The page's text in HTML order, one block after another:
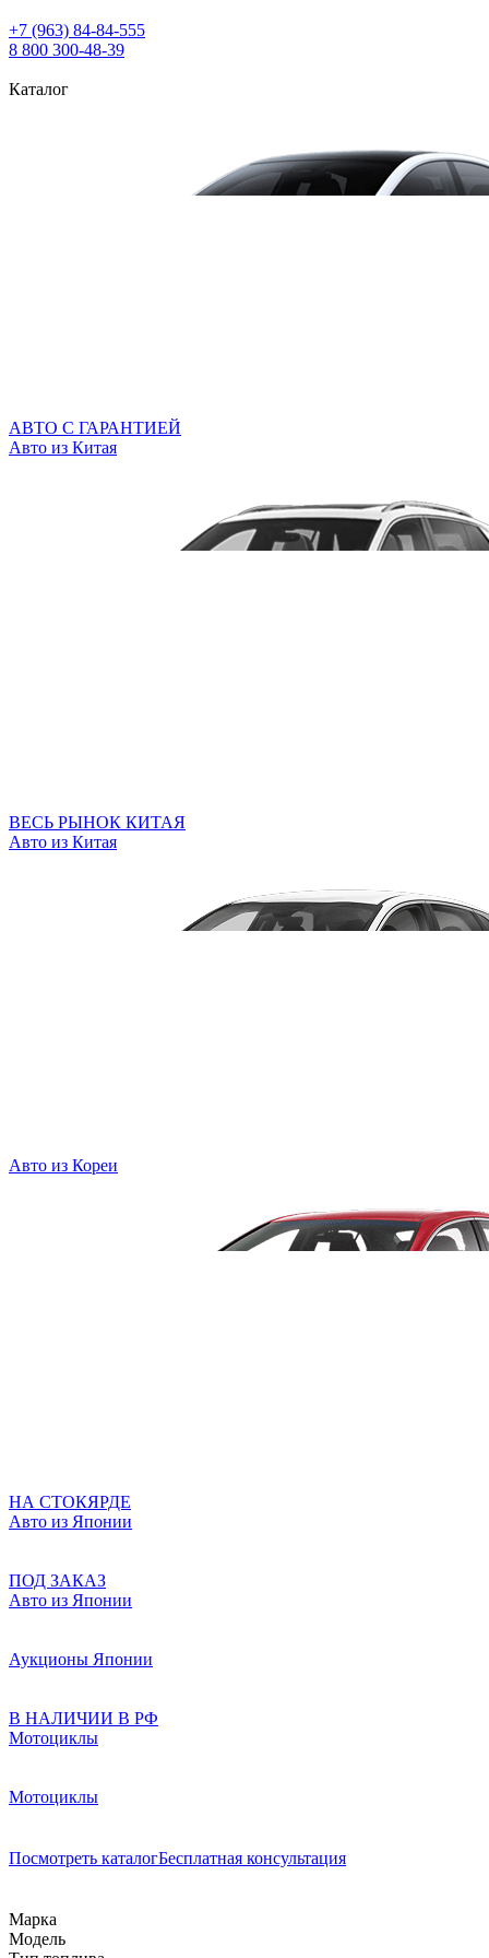
+7 (963) 84‑84‑555
8 800 300‑48‑39
Каталог
АВТО С ГАРАНТИЕЙ
Авто из Китая
ВЕСЬ РЫНОК КИТАЯ
Авто из Китая
Авто из Кореи
НА СТОКЯРДЕ
Авто из Японии
ПОД ЗАКАЗ
Авто из Японии
Аукционы Японии
В НАЛИЧИИ В РФ
Мотоциклы
Мотоциклы
Посмотреть каталогБесплатная консультация
Марка
Модель